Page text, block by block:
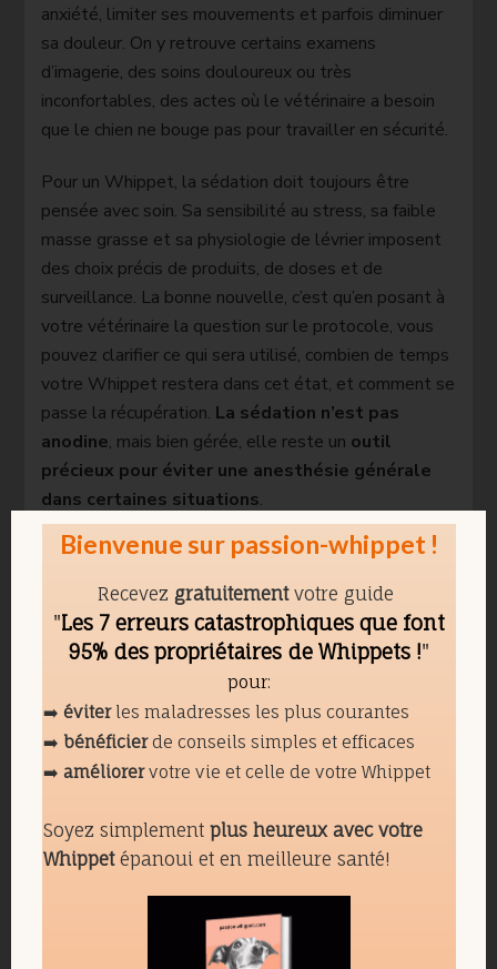
anxiété, limiter ses mouvements et parfois diminuer
sa douleur. On y retrouve certains examens
d’imagerie, des soins douloureux ou très
inconfortables, des actes où le vétérinaire a besoin
que le chien ne bouge pas pour travailler en sécurité.
Pour un Whippet, la sédation doit toujours être
pensée avec soin. Sa sensibilité au stress, sa faible
masse grasse et sa physiologie de lévrier imposent
des choix précis de produits, de doses et de
surveillance. La bonne nouvelle, c’est qu’en posant à
votre vétérinaire la question sur le protocole, vous
pouvez clarifier ce qui sera utilisé, combien de temps
votre Whippet restera dans cet état, et comment se
passe la récupération. La sédation n’est pas
anodine, mais bien gérée, elle reste un outil
précieux pour éviter une anesthésie générale
dans certaines situations.
Anesthésie générale
Enfin, la troisième catégorie est celle de l’anesthésie
générale. C’est leniveau le plus lourd des
procédures vétérinaires du Whippet
nécessaire pour les chirurgies (stérilisation, retrait de
masse, certaines interventions dentaires), pour
certains examens invasifs ou pour des actes qui
sans endormir complètement le chien. C’est aussi la
catégorie qui génère le plus d’inquiétude chez les
l’anesthésie demande une
compétence particulière. On privilégie des
Bienvenue sur passion-whippet !
Recevez gratuitementvotre guide
"Les 7 erreurs catastrophiques que font
95% des propriétaires de Whippets !"
pour:
➡️ éviter les maladresses les plus courantes
➡️ bénéficierde conseils simples et efficaces
➡️ améliorervotre vie et celle de votre Whippet
Soyez simplement plus heureux avec votre
Whippetépanoui et en meilleure santé!